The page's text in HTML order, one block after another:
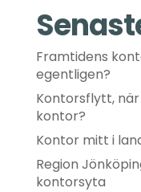
Framtidens
egentligen?
Kontorsflytt,
kontor?
Kontor mitt i
Region
kontorsyta